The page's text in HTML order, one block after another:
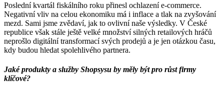
Poslední kvartál fiskálního roku přinesl ochlazení e-commerce.
Negativní vliv na celou ekonomiku má i inflace a tlak na zvyšování
mezd. Sami jsme zvědaví, jak to ovlivní naše výsledky. V České
republice však stále ještě velké množství silných retailových hráčů
neprošlo digitální transformací svých prodejů a je jen otázkou času,
kdy budou hledat spolehlivého partnera.
Jaké produkty a služby Shopsysu by měly být pro růst firmy
klíčové?